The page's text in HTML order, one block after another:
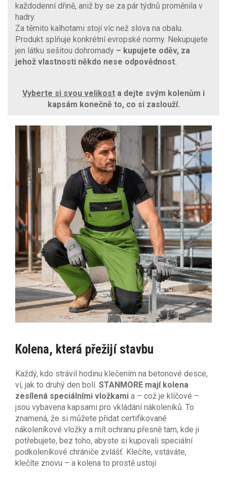
každodenní dřině, aniž by se za pár týdnů proměnila v
hadry.
Za těmito kalhotami stojí víc než slova na obalu.
Produkt splňuje konkrétní evropské normy. Nekupujete
jen látku sešitou dohromady – kupujete oděv, za
jehož vlastnosti někdo nese odpovědnost.
Vyberte si svou velikost a dejte svým kolenům i
kapsám konečně to, co si zaslouží.
Kolena, která přežijí stavbu
Každý, kdo strávil hodinu klečením na betonové desce,
ví, jak to druhý den bolí. STANMORE mají kolena
zesílená speciálními vložkami a – což je klíčové –
jsou vybavena kapsami pro vkládání nákoleníků. To
znamená, že si můžete přidat certifikované
nákoleníkové vložky a mít ochranu přesně tam, kde ji
potřebujete, bez toho, abyste si kupovali speciální
podkoleníkové chrániče zvlášť. Klečíte, vstáváte,
klečíte znovu – a kolena to prostě ustojí.